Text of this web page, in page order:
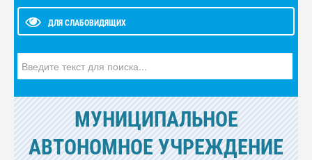
ДЛЯ СЛАБОВИДЯЩИХ
МУНИЦИПАЛЬНОЕ
АВТОНОМНОЕ УЧРЕЖДЕНИЕ